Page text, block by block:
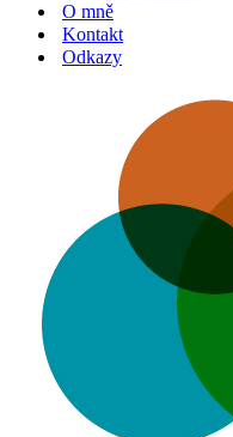
O mně
Kontakt
Odkazy